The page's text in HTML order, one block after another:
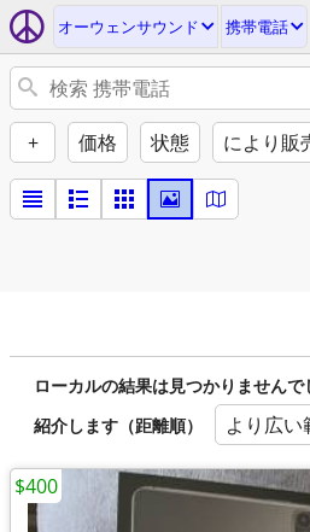
オーウェンサウンド 携帯電話
+ 価格 状態 により販
ローカルの結果は見つかりません
紹介します（距離順）
より広い
$400